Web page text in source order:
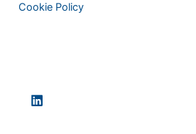
Cookie Policy